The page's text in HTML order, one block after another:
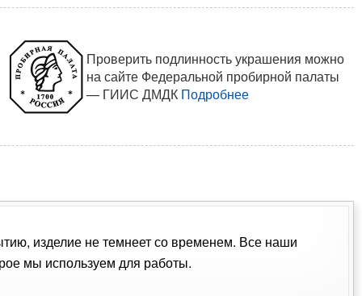
Проверить подлинность украшения можно
на сайте Федеральной пробирной палаты
— ГИИС ДМДК Подробнее
изделие не темнеет со временем. Все наши
мы используем для работы.